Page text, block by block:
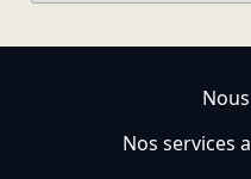
Nos services